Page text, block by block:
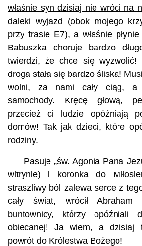
właśnie syn dzisiaj nie wróci na
daleki wyjazd (obok mojego
przy trasie E7), a właśnie
Babuszka choruje bardzo
twierdzi, że chce się wyzwolić!
droga stała się bardzo śliska!
wolni, za nami cały ciąg,
samochody. Kręcę głową,
przecież ci ludzie opóźniają
domów! Tak jak dzieci, które
rodziny.
Pasuje „św. Agonia Pana
witrynie) i koronka do
straszliwy ból zalewa serce z
cały świat, wrócił
buntownicy, którzy opóźniali
obiecanej! Ja wiem, a dzisiaj
powrót do Królestwa Bożego!